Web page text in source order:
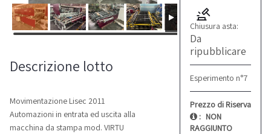
Chiusura asta:
Da
ripubblicare
Esperimento n°7
Prezzo di Riserva
: NON
RAGGIUNTO
Descrizione lotto
Movimentazione Lisec 2011
Automazioni in entrata ed uscita alla
macchina da stampa mod. VIRTU